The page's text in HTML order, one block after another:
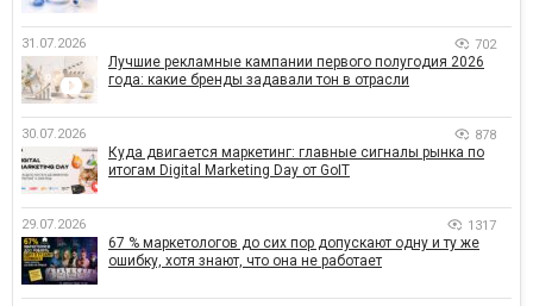
31.07.2026 702
Лучшие рекламные кампании первого полугодия 2026
года: какие бренды задавали тон в отрасли
30.07.2026 878
Куда двигается маркетинг: главные сигналы рынка по
итогам Digital Marketing Day от GoIT
29.07.2026 1317
67 % маркетологов до сих пор допускают одну и ту же
ошибку, хотя знают, что она не работает